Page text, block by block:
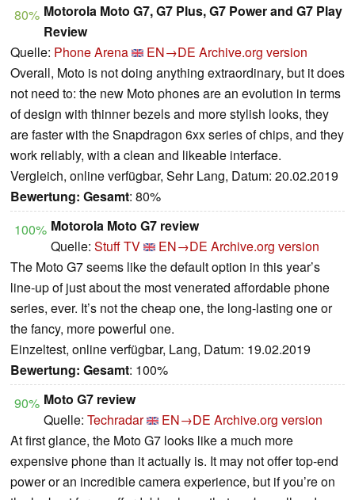
80% Motorola Moto G7, G7 Plus, G7 Power and G7 Play
Review
Quelle: Phone Arena EN→DE Archive.org version
Overall, Moto is not doing anything extraordinary, but it does
not need to: the new Moto phones are an evolution in terms
of design with thinner bezels and more stylish looks, they
are faster with the Snapdragon 6xx series of chips, and they
work reliably, with a clean and likeable interface.
Vergleich, online verfügbar, Sehr Lang, Datum: 20.02.2019
Bewertung: Gesamt: 80%
100% Motorola Moto G7 review
Quelle: Stuff TV EN→DE Archive.org version
The Moto G7 seems like the default option in this year’s
line-up of just about the most venerated affordable phone
series, ever. It’s not the cheap one, the long-lasting one or
the fancy, more powerful one.
Einzeltest, online verfügbar, Lang, Datum: 19.02.2019
Bewertung: Gesamt: 100%
90% Moto G7 review
Quelle: Techradar EN→DE Archive.org version
At first glance, the Moto G7 looks like a much more
expensive phone than it actually is. It may not offer top-end
power or an incredible camera experience, but if you’re on